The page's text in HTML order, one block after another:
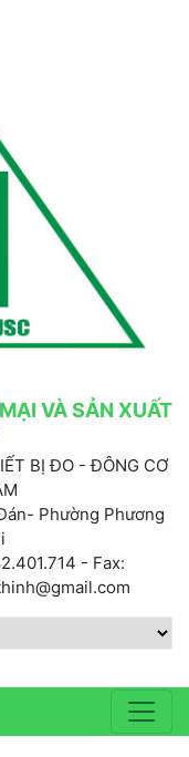
VÀ SẢN XUẤT
BỊ ĐO - ĐÔNG CƠ
Phường Phương
- Fax: